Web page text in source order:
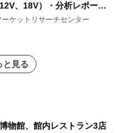
、18V）・分析レポート
ケットリサーチセンター
と見る
物館、館内レストラン3店